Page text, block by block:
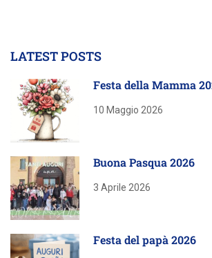
LATEST POSTS
Festa della Mamma
10 Maggio 2026
Buona Pasqua 2026
3 Aprile 2026
Festa del papà 2026